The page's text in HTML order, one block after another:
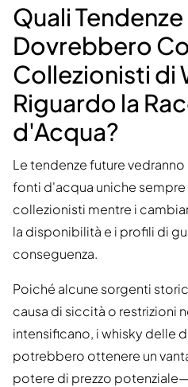
Quali
Dovrebbero
Collezionisti di
Riguardo la
d'Acqua?
Le tendenze future
fonti d'acqua uniche sempre
collezionisti mentre i
la disponibilità e i profili di
conseguenza.
Poiché alcune sorgenti
causa di siccità o restrizioni
intensificano, i whisky delle
potrebbero ottenere un
potere di prezzo